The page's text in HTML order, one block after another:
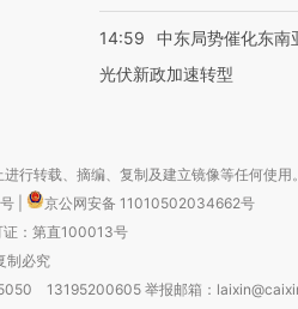
14:59
中东局势催化东南
光伏新政加速转型
行转载、摘编、复制及建立镜像等任何使用。
京公网安备 11010502034662号
证：第直100013号
制必究
13195200605 举报邮箱：